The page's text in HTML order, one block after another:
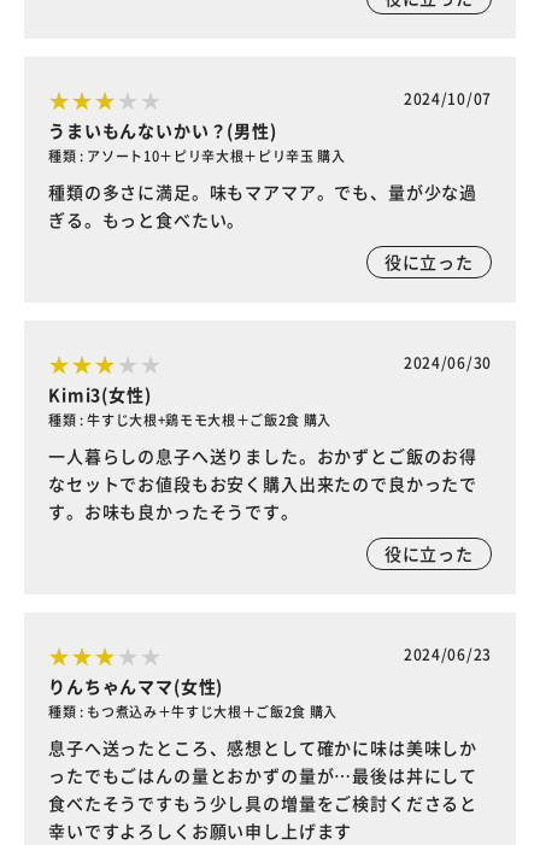
2024/10/07
うまいもんないかい？(男性)
種類 : アソート10＋ピリ辛大根＋ピリ辛玉 購入
種類の多さに満足。味もマアマア。でも、量が少な過
ぎる。もっと食べたい。
役に立った
2024/06/30
Kimi3(女性)
種類 : 牛すじ大根+鶏モモ大根＋ご飯2食 購入
一人暮らしの息子へ送りました。おかずとご飯のお得
なセットでお値段もお安く購入出来たので良かったで
す。お味も良かったそうです。
役に立った
2024/06/23
りんちゃんママ(女性)
種類 : もつ煮込み＋牛すじ大根＋ご飯2食 購入
息子へ送ったところ、感想として確かに味は美味しか
ったでもごはんの量とおかずの量が…最後は丼にして
食べたそうですもう少し具の増量をご検討くださると
幸いですよろしくお願い申し上げます